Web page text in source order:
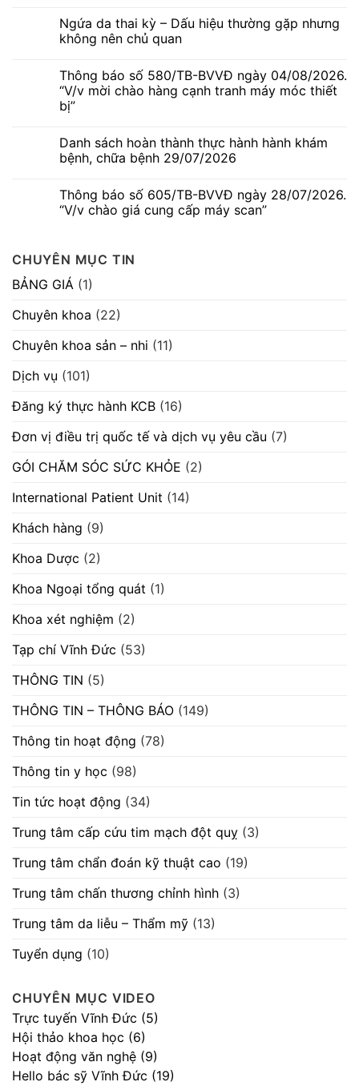
bình
luận
ở
số
586/TB-
BVVĐ
ngày
mời
chào
hàng
máy
móc
thiết
Ngứa da thai kỳ – Dấu hiệu thường gặp nhưng
không nên chủ quan
bình
luận
Ngứa
kỳ
–
Dấu
gặp
nhưng
không
Thông báo số 580/TB-BVVĐ ngày 04/08/2026.
“V/v mời chào hàng cạnh tranh máy móc thiết
bị”
bình
luận
ở
số
580/TB-
BVVĐ
mời
chào
hàng
cạnh
máy
móc
bị”
Danh sách hoàn thành thực hành hành khám
bệnh, chữa bệnh 29/07/2026
bình
luận
thành
thực
hành
hành
bệnh,
chữa
29/07/2026
Thông báo số 605/TB-BVVĐ ngày 28/07/2026.
“V/v chào giá cung cấp máy scan”
luận
ở
Thông
báo
605/TB-
BVVĐ
28/07/2026.
“V/v
giá
cung
máy
scan”
CHUYÊN MỤC TIN
BẢNG GIÁ (1)
Chuyên khoa (22)
Chuyên khoa sản – nhi (11)
Dịch vụ (101)
Đăng ký thực hành KCB (16)
Đơn vị điều trị quốc tế và dịch vụ yêu cầu (7)
GÓI CHĂM SÓC SỨC KHỎE (2)
International Patient Unit (14)
Khách hàng (9)
Khoa Dược (2)
Khoa Ngoại tổng quát (1)
Khoa xét nghiệm (2)
Tạp chí Vĩnh Đức (53)
THÔNG TIN (5)
THÔNG TIN – THÔNG BÁO (149)
Thông tin hoạt động (78)
Thông tin y học (98)
Tin tức hoạt động (34)
Trung tâm cấp cứu tim mạch đột quỵ (3)
Trung tâm chẩn đoán kỹ thuật cao (19)
Trung tâm chấn thương chỉnh hình (3)
Trung tâm da liễu – Thẩm mỹ (13)
Tuyển dụng (10)
CHUYÊN MỤC VIDEO
Trực tuyến Vĩnh Đức (5)
Hội thảo khoa học (6)
Hoạt động văn nghệ (9)
Hello bác sỹ Vĩnh Đức (19)